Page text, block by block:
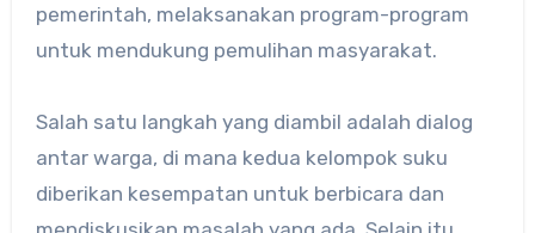
pemerintah, melaksanakan program-program
untuk mendukung pemulihan masyarakat.
Salah satu langkah yang diambil adalah dialog
antar warga, di mana kedua kelompok suku
diberikan kesempatan untuk berbicara dan